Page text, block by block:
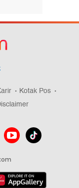
Kotak Pos